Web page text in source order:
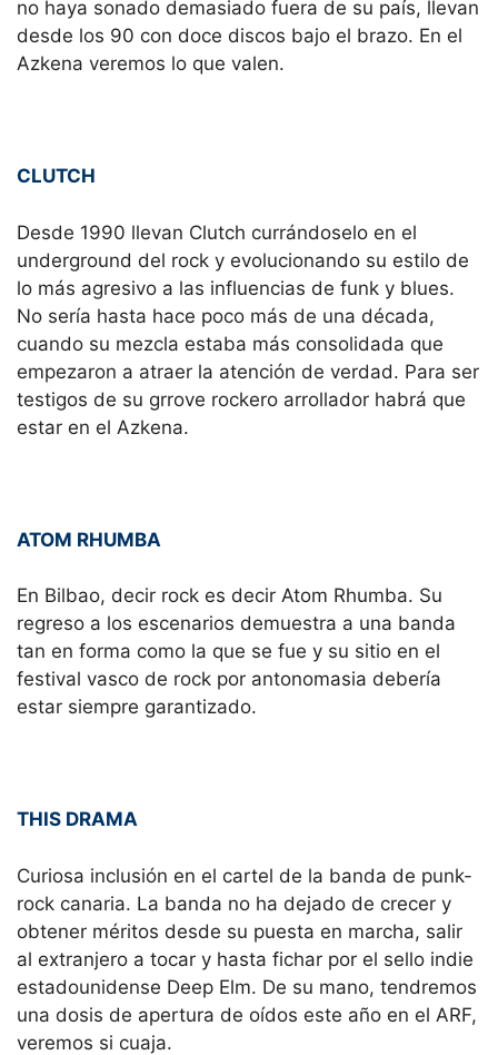
no haya sonado demasiado fuera de su país, llevan
desde los 90 con doce discos bajo el brazo. En el
Azkena veremos lo que valen.
CLUTCH
Desde 1990 llevan Clutch currándoselo en el
underground del rock y evolucionando su estilo de
lo más agresivo a las influencias de funk y blues.
No sería hasta hace poco más de una década,
cuando su mezcla estaba más consolidada que
empezaron a atraer la atención de verdad. Para ser
testigos de su grrove rockero arrollador habrá que
estar en el Azkena.
ATOM RHUMBA
En Bilbao, decir rock es decir Atom Rhumba. Su
regreso a los escenarios demuestra a una banda
tan en forma como la que se fue y su sitio en el
festival vasco de rock por antonomasia debería
estar siempre garantizado.
THIS DRAMA
Curiosa inclusión en el cartel de la banda de punk-
rock canaria. La banda no ha dejado de crecer y
obtener méritos desde su puesta en marcha, salir
al extranjero a tocar y hasta fichar por el sello indie
estadounidense Deep Elm. De su mano, tendremos
una dosis de apertura de oídos este año en el ARF,
veremos si cuaja.